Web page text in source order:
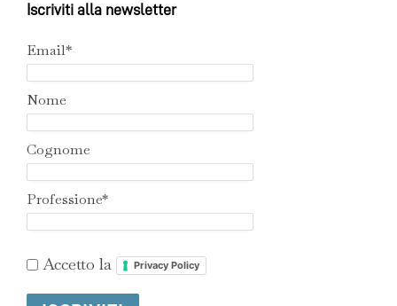
Iscriviti alla newsletter
Email*
Nome
Cognome
Professione*
Accetto la Privacy Policy